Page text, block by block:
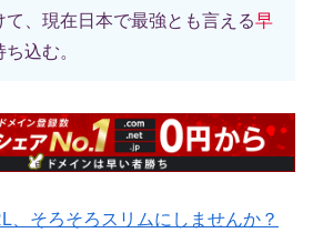
て、現在日本で最強とも言える早
込む。
、そろそろスリムにしませんか？